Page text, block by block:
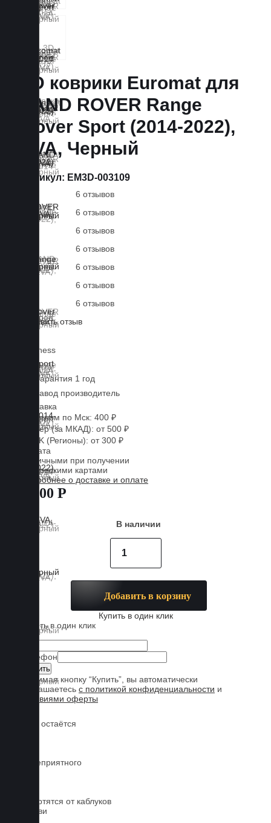
3D коврики Euromat для
LAND ROVER Range
Rover Sport (2014-2022),
EVA, Черный
Артикул: EM3D-003109
6 отзывов
6 отзывов
6 отзывов
6 отзывов
6 отзывов
6 отзывов
6 отзывов
Оставить отзыв
Business
Гарантия 1 год
Завод производитель
Доставка
Курьером по Мск: 400 ₽
Курьер (за МКАД): от 500 ₽
CDEK (Регионы): от 300 ₽
Оплата
Наличными при получении
Банковскими картами
Подробнее о доставке и оплате
8 000 Р
В наличии
Добавить в корзину
Купить в один клик
Купить в один клик
Телефон
Нажимая кнопку “Купить”, вы автоматически
соглашаетесь с политикой конфиденциальности и
условиями оферты
Обувь остаётся
Нет неприятного
Не портятся от каблуков
на обуви